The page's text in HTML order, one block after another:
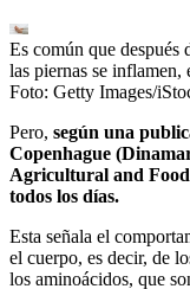
Es común que después
las piernas se inflamen,
Foto: Getty Images/
Pero, según una
Copenhague
Agricultural and
todos los días.
Esta señala el
el cuerpo, es decir, de
los aminoácidos, que